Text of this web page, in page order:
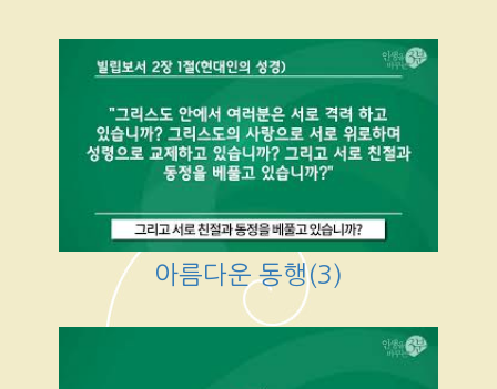
아름다운 동행(3)